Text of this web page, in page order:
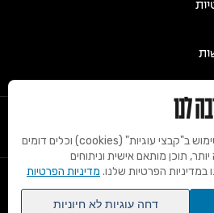
לנו
לידיעתכם, באתר זה נעשה שימוש ב"קבצי עוגיות" (cookies) וכלים דומים
תוכן מותאם אישית וניתוחים
במדיניות הפרטיות שלנו. מדיניות הפרטיות
דחה עוגיות לא חיוניות